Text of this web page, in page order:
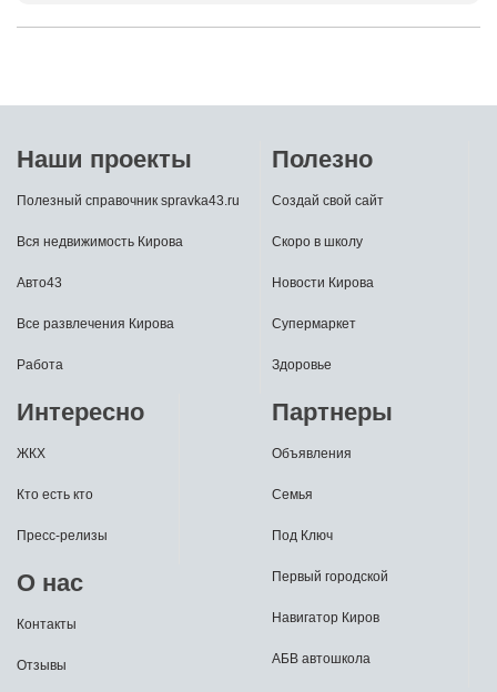
Наши проекты
Полезный справочник spravka43.ru
Вся недвижимость Кирова
Авто43
Все развлечения Кирова
Работа
Полезно
Создай свой сайт
Скоро в школу
Новости Кирова
Супермаркет
Здоровье
Интересно
ЖКХ
Кто есть кто
Пресс-релизы
О нас
Контакты
Отзывы
Партнеры
Объявления
Семья
Под Ключ
Первый городской
Навигатор Киров
АБВ автошкола